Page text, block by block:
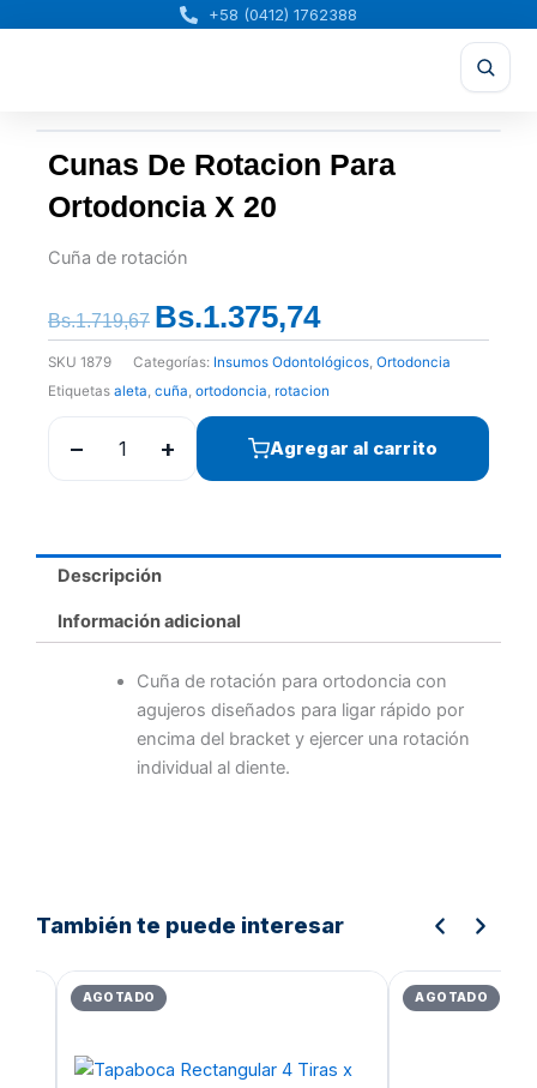
+58 (0412) 1762388
Cunas De Rotacion Para
Ortodoncia X 20
Cuña de rotación
Bs.1.719,67 El
precio
original
era:
Bs.1.719,67.
Bs.1.375,74
precio
actual
es:
SKU 1879 Categorías: Insumos Odontológicos, Ortodoncia
Etiquetas aleta, cuña, ortodoncia, rotacion
− + Agregar al carrito
Descripción
Información adicional
Cuña de rotación para ortodoncia con
agujeros diseñados para ligar rápido por
encima del bracket y ejercer una rotación
individual al diente.
También te puede interesar
precio
original
AGOTADO AGOTADO